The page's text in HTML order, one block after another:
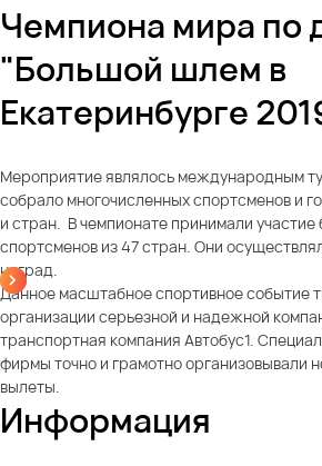
Чемпиона мира по
"Большой шлем в
Екатеринбурге
Мероприятие являлось международным
собрало многочисленных спортсменов и
и стран. В чемпионате принимали участие
спортсменов из 47 стран. Они
наград.
Данное масштабное спортивное событие
организации серьезной и надежной
транспортная компания Автобус1.
фирмы точно и грамотно организовывали
вылеты.
Информация